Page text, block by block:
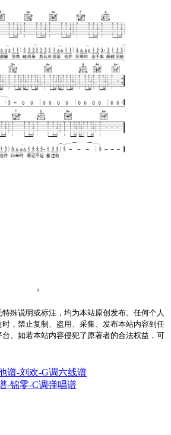
殊说明或标注，均为本站原创发布。任何个人
，禁止复制、盗用、采集、发布本站内容到任
。如若本站内容侵犯了原著者的合法权益，可
谱-刘欢-G调六线谱
-锦零-C调弹唱谱